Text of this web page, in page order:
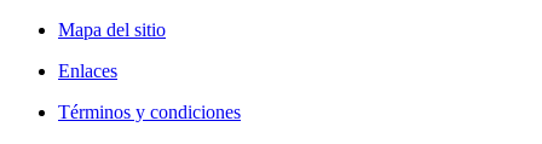
Mapa del sitio
Enlaces
Términos y condiciones